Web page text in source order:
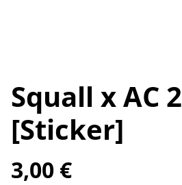
Squall x AC 2
[Sticker]
3,00 €